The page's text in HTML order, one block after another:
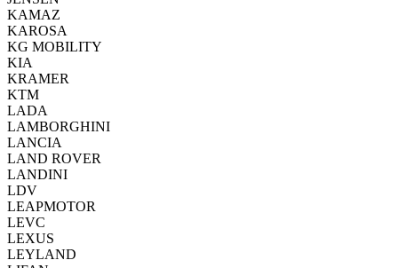
KAMAZ
KAROSA
KG MOBILITY
KIA
KRAMER
KTM
LADA
LAMBORGHINI
LANCIA
LAND ROVER
LANDINI
LDV
LEAPMOTOR
LEVC
LEXUS
LEYLAND